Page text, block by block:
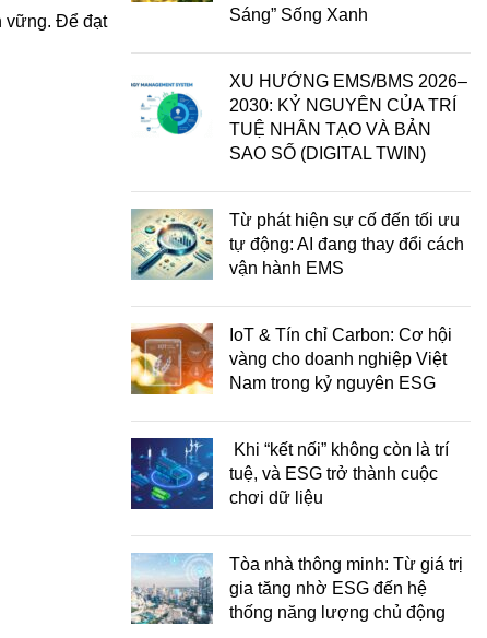
vững. Để đạt
Sáng” Sống Xanh
XU HƯỚNG EMS/BMS 2026–
2030: KỶ NGUYÊN CỦA TRÍ
TUỆ NHÂN TẠO VÀ BẢN
SAO SỐ (DIGITAL TWIN)
Từ phát hiện sự cố đến tối ưu
tự động: AI đang thay đổi cách
vận hành EMS
IoT & Tín chỉ Carbon: Cơ hội
vàng cho doanh nghiệp Việt
Nam trong kỷ nguyên ESG
Khi “kết nối” không còn là trí
tuệ, và ESG trở thành cuộc
chơi dữ liệu
Tòa nhà thông minh: Từ giá trị
gia tăng nhờ ESG đến hệ
thống năng lượng chủ động